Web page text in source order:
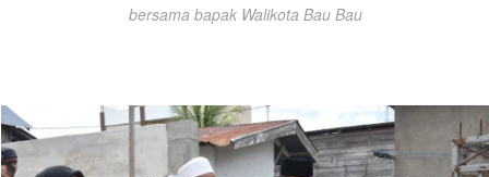
bersama bapak Walikota Bau Bau